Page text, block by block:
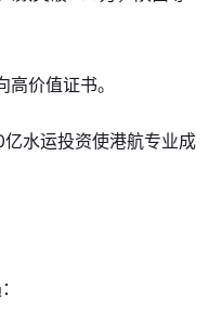
价值证书。
水运投资使港航专业成